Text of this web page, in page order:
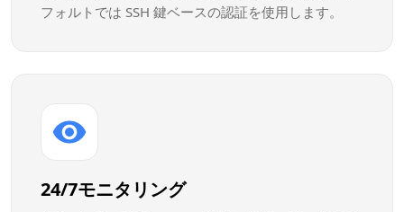
フォルトでは SSH 鍵ベースの認証を使用します。
24/7モニタリング